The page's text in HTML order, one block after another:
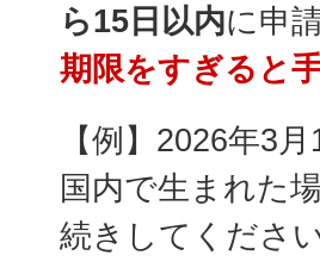
ら15日以内に申
期限をすぎると
【例】2026年3
国内で生まれた
続きしてください